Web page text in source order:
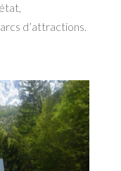
d’attractions.